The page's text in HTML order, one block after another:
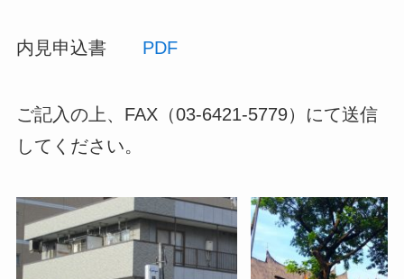
内見申込書 PDF
ご記入の上、FAX（03-6421-5779）にて送信
してください。